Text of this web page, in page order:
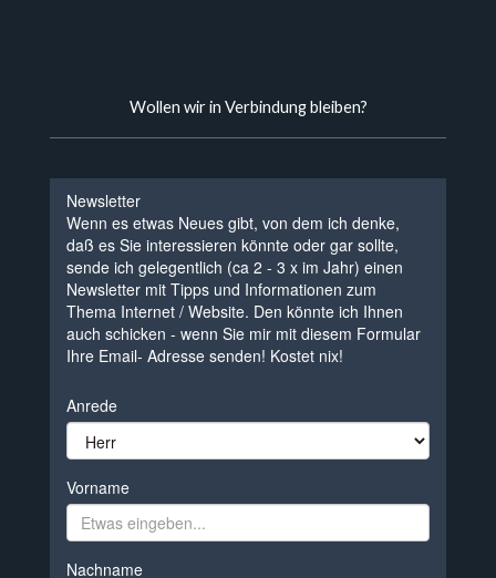
Wollen wir in Verbindung bleiben?